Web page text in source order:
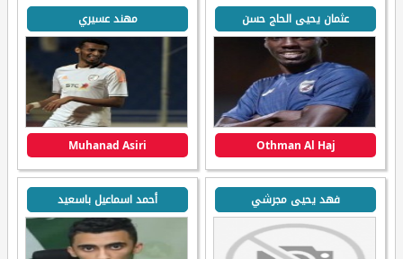
عثمان يحيى الحاج حسن
Othman Al Haj
مهند عسيري
Muhanad Asiri
فهد يحيى مجرشي أحمد اسماعيل باسعيد